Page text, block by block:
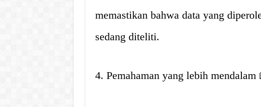
memastikan bahwa data yang
sedang diteliti.
4. Pemahaman yang lebih mendalam